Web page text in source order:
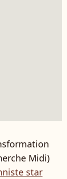
Midi)
star